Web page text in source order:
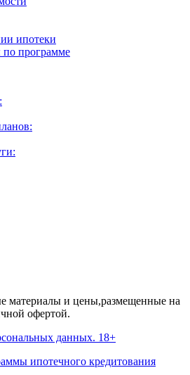
ипотеки
программе
материалы и цены,размещенные на
офертой.
данных. 18+
ипотечного кредитования